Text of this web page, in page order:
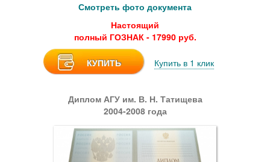
Смотреть фото документа
Настоящий
полный ГОЗНАК - 17990 руб.
КУПИТЬ Купить в 1 клик
Диплом АГУ им. В. Н. Татищева
2004-2008 года